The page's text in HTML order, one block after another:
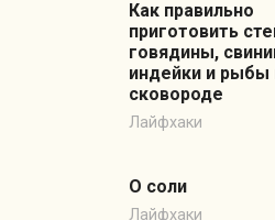
Как правильно
приготовить
говядины,
индейки и рыбы
сковороде
Лайфхаки
О соли
Лайфхаки